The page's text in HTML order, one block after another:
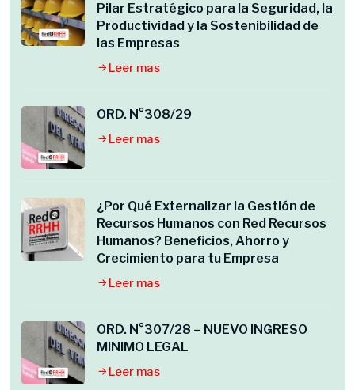
Pilar Estratégico para la Seguridad, la
Productividad y la Sostenibilidad de
las Empresas
Leer mas
ORD. N°308/29
Leer mas
¿Por Qué Externalizar la Gestión de
Recursos Humanos con Red Recursos
Humanos? Beneficios, Ahorro y
Crecimiento para tu Empresa
Leer mas
ORD. N°307/28 – NUEVO INGRESO
MINIMO LEGAL
Leer mas